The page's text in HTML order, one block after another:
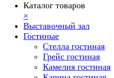
Каталог товаров
×
Выставочный зал
Гостиные
Стелла гостиная
Грейс гостиная
Камелия гостиная